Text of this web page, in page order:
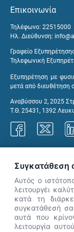
Επικοινωνία
Τηλέφωνο: 22515000
Ηλ. Διεύθυνση:
Γραφείο
Τηλεφωνική
Εξυπηρέτηση με
μετά από διευθέτηση
Αναβύσσου 2, 2025
Τ.Θ. 25431, 1392
Συγκατάθεση
Αυτός ο
λειτουργέι
κατά τη
συγκατάθεσή
αυτά που
λειτουργία